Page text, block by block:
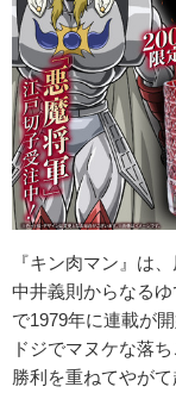
『キン肉マン』は
中井義則からなるゆ
で1979年に連載が
ドジでマヌケな落
勝利を重ねてやが